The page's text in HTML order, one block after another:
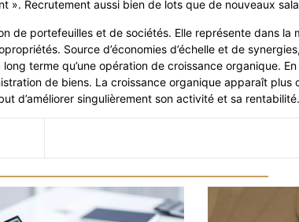
Recrutement aussi bien de lots que de nouveaux
de portefeuilles et de sociétés. Elle représente dans la
Source d’économies d’échelle et de
terme qu’une opération de croissance organique.
de biens. La croissance organique apparaît plus
d’améliorer singulièrement son activité et sa rentabilité.